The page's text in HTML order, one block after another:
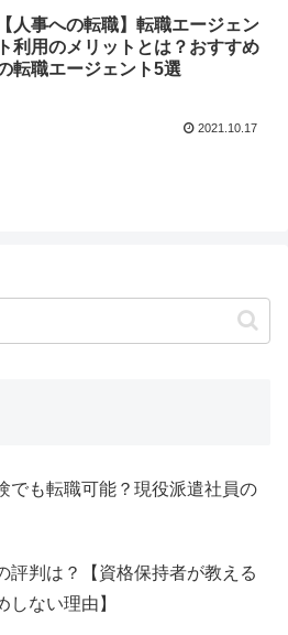
【人事への転職】転職エージェン
ト利用のメリットとは？おすすめ
転職エージェント5選
2021.10.17
でも転職可能？現役派遣社員の
評判は？【資格保持者が教える
しない理由】